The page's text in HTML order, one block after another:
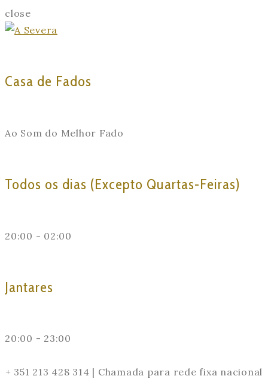
close
Casa de Fados
Ao Som do Melhor Fado
Todos os dias (Excepto Quartas-Feiras)
20:00 - 02:00
Jantares
20:00 - 23:00
+ 351 213 428 314 | Chamada para rede fixa nacional